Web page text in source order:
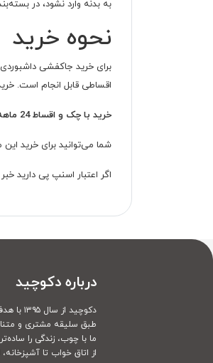
به بدنه وارد نشود، در
نحوه خرید
برای خرید جاکفشی
اقساطی قابل انجام است.
خرید با چک و اقساط 24 ماهه :
شما می‌توانید برای خرید این محصول به‌صورت اقساطی، 40 درصد قیمت آن را
اگر اعتبار اسنپ پی دارید خبر
درباره دکوچید
دکوچید از سال ۱۳۹۵ با هدف طراحی و تولید محصولات کاملا سفارشی
طبق سلیقه مشتری و
ما با چوب، زندگی را
از اتاق خواب تا